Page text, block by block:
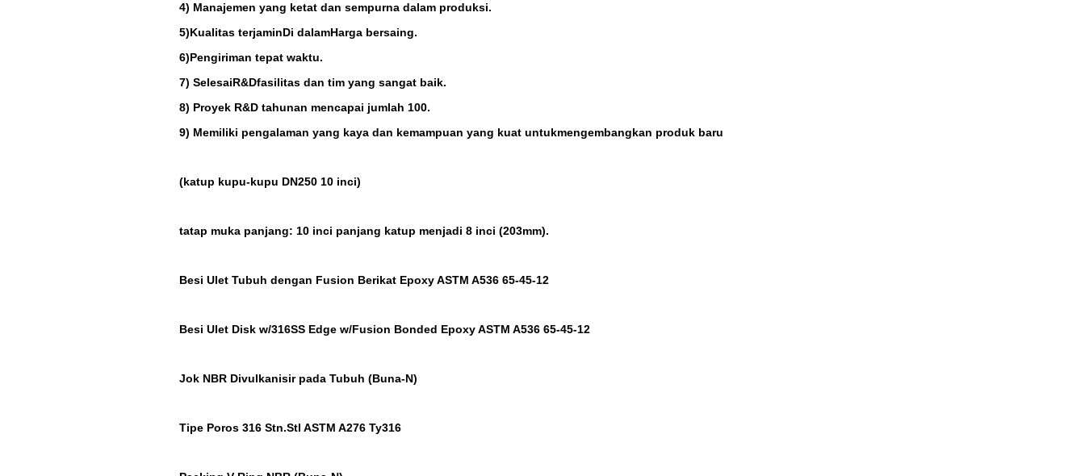
4) Manajemen yang ketat dan sempurna dalam produksi.
5)Kualitas terjaminDi dalamHarga bersaing.
6)Pengiriman tepat waktu.
7) SelesaiR&Dfasilitas dan tim yang sangat baik.
8) Proyek R&D tahunan mencapai jumlah 100.
9) Memiliki pengalaman yang kaya dan kemampuan yang kuat untukmengembangkan produk baru
(katup kupu-kupu DN250 10 inci)
tatap muka panjang: 10 inci panjang katup menjadi 8 inci (203mm).
Besi Ulet Tubuh dengan Fusion Berikat Epoxy ASTM A536 65-45-12
Besi Ulet Disk w/316SS Edge w/Fusion Bonded Epoxy ASTM A536 65-45-12
Jok NBR Divulkanisir pada Tubuh (Buna-N)
Tipe Poros 316 Stn.Stl ASTM A276 Ty316